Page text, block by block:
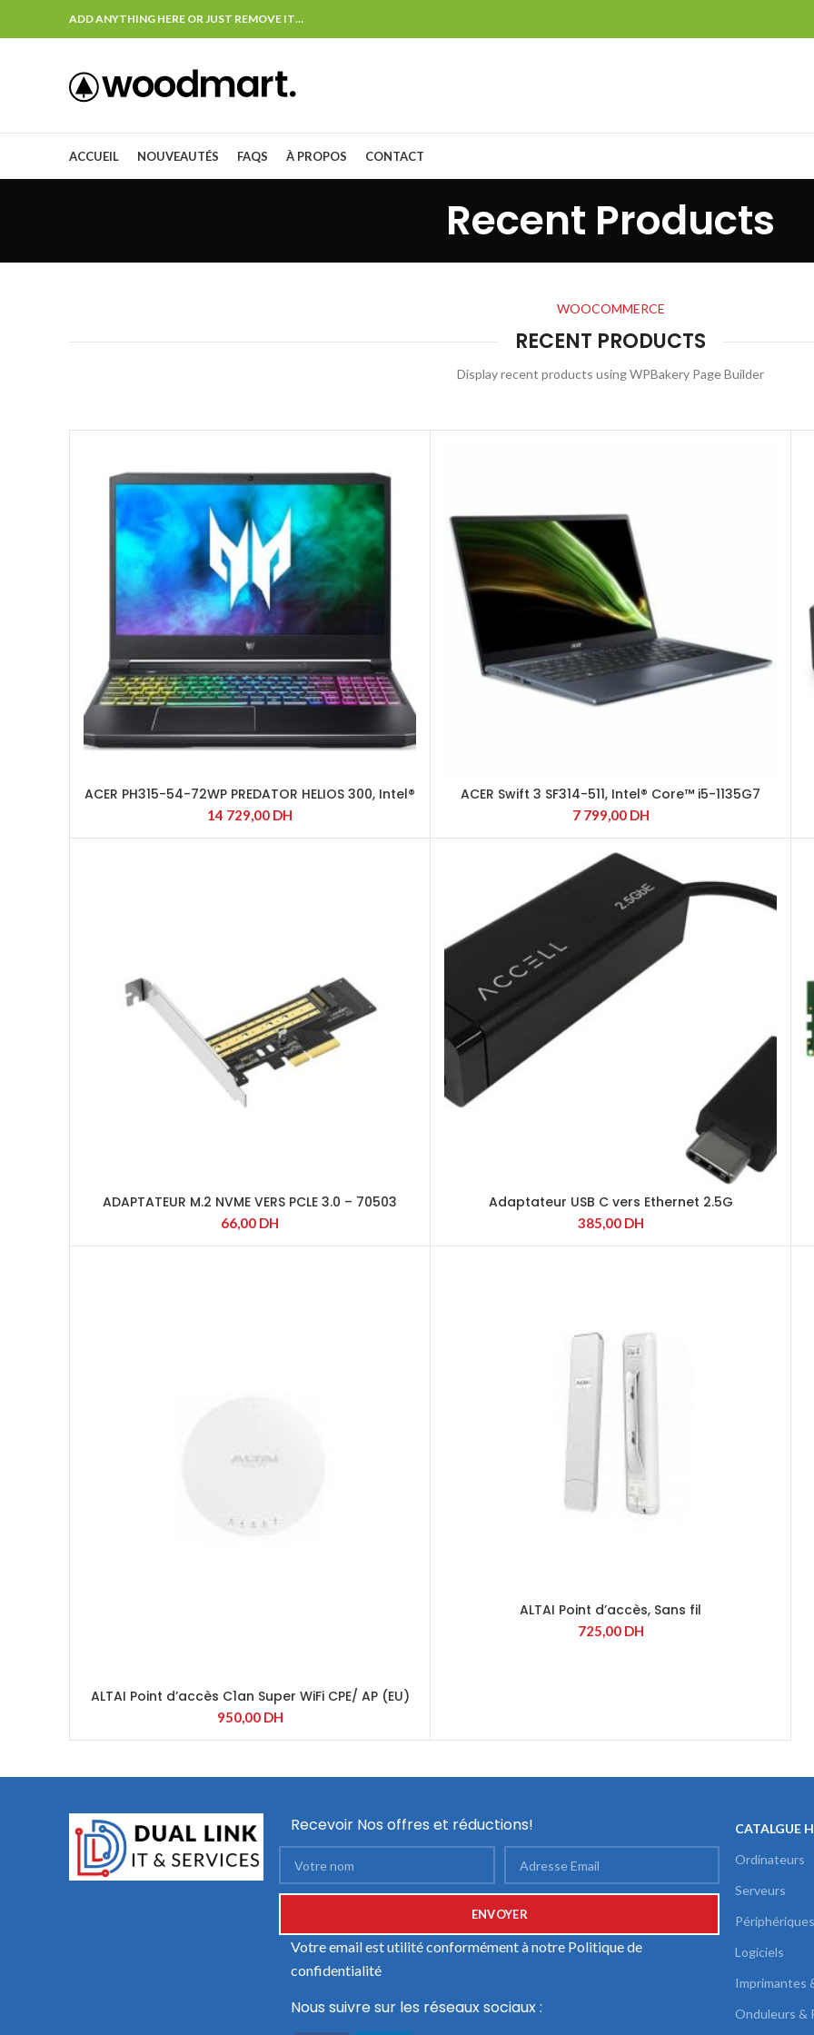
ADD ANYTHING HERE OR JUST REMOVE IT…
ACCUEIL NOUVEAUTÉS FAQS À PROPOS CONTACT
Recent Products
WOOCOMMERCE
RECENT PRODUCTS
Display recent products using WPBakery Page Builder
ACER PH315-54-72WP PREDATOR HELIOS 300, Intel®
Core™ i7-11800H
14 729,00 DH
ACER Swift 3 SF314-511, Intel® Core™ i5-1135G7
7 799,00 DH
ADAPTATEUR M.2 NVME VERS PCLE 3.0 – 70503
66,00 DH
Adaptateur USB C vers Ethernet 2.5G
385,00 DH
ALTAI Point d’accès C1an Super WiFi CPE/ AP (EU)
950,00 DH
ALTAI Point d’accès, Sans fil
725,00 DH
Recevoir Nos offres et réductions!
Votre email est utilité conformément à notre Politique de
confidentialité
Nous suivre sur les réseaux sociaux :
CATALGUE
Ordinateurs
Serveurs
Logiciels
Imprimantes
Onduleurs &